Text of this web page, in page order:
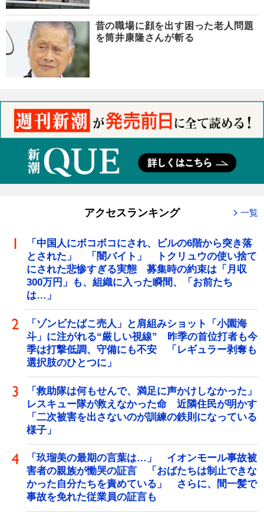
昔の職場に顔を出す困った老人問題
を筒井康隆さんが斬る
アクセスランキング 一覧
「中国人にボコボコにされ、ビルの6階から突き落
とされた」 「闇バイト」 トクリュウの使い捨て
にされた悲惨すぎる実態 募集時の約束は「月収
300万円」も、組織に入った瞬間、「お前たち
は…」
「ゾンビたばこ売人」と肩組みショット「小園海
斗」に注がれる“厳しい視線” 昨季の首位打者も今
季は打撃低調、守備にも不安 「レギュラー剥奪も
選択肢のひとつに」
「救助隊は何もせんで、満足に声かけしなかった」
レスキュー隊が救えなかった命 近隣住民が明かす
「二次被害を出さないのが訓練の鉄則になっている
様子」
「玖瑠美の最期の言葉は…」 イオンモール事故被
害者の親族が慟哭の証言 「おばたちは制止できな
かった自分たちを責めている」 さらに、間一髪で
事故を免れた従業員の証言も